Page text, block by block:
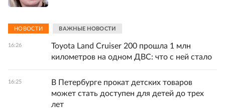
НОВОСТИ ВАЖНЫЕ НОВОСТИ
16:26
Toyota Land Cruiser 200 прошла 1 млн
километров на одном ДВС: что с ней стало
16:25
В Петербурге прокат детских товаров
может стать доступен для детей до трех
лет